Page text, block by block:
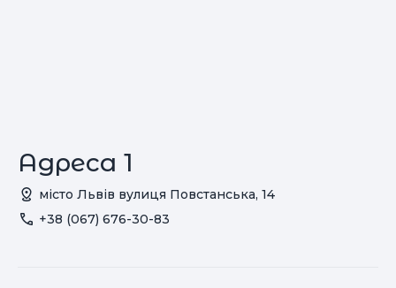
Адреса 1
місто Львiв вулиця Повстанська, 14
+38 (067) 676-30-83